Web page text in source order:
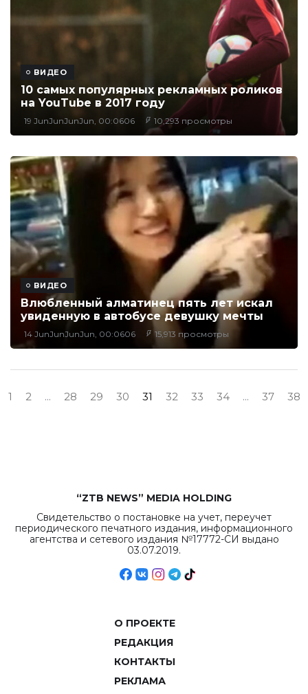
ВИДЕО
10 самых популярных рекламных роликов
на YouTube в 2017 году
19 JunJunJunJun, 00:0606 10,293 просмотры
ВИДЕО
Влюбленный алматинец пять лет искал
увиденную в автобусе девушку мечты
14 JunJunJunJun, 00:0606 15,913 просмотры
1 2 ... 28 29 30 31 32 33 34 ... 37 38
“ZTB NEWS” MEDIA HOLDING
Свидетельство о постановке на учет, переучет
периодического печатного издания, информационного
агентства и сетевого издания №17772-СИ выдано
03.07.2019.
О ПРОЕКТЕ
РЕДАКЦИЯ
КОНТАКТЫ
РЕКЛАМА